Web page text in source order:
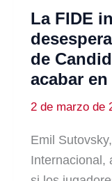
La FIDE
de
acabar
2 de marzo de
Emil
Internacional,